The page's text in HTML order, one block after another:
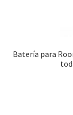
Batería para